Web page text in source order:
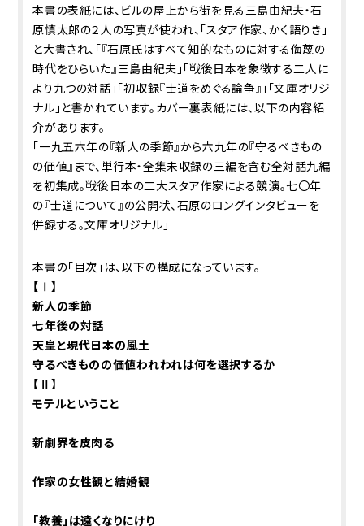
本書の表紙には、ビルの屋上から街を見る三島由紀夫・石
原慎太郎の２人の写真が使われ、「スタア作家、かく語りき」
と大書され、「『石原氏はすべて知的なものに対する侮蔑の
時代をひらいた』――三島由紀夫」「戦後日本を象徴する二人に
より九つの対話」「――初収録『士道をめぐる論争』」「文庫オリジ
ナル」と書かれています。カバー裏表紙には、以下の内容紹
介があります。
「一九五六年の『新人の季節』から六九年の『守るべきもの
の価値』まで、単行本・全集未収録の三編を含む全対話九編
を初集成。戦後日本の二大スタア作家による競演。七〇年
の『士道について』の公開状、石原のロングインタビューを
併録する。文庫オリジナル」
本書の「目次」は、以下の構成になっています。
【Ⅰ】
新人の季節
七年後の対話
天皇と現代日本の風土
守るべきものの価値――われわれは何を選択するか
【Ⅱ】
モテルということ
新劇界を皮肉る
作家の女性観と結婚観
「教養」は遠くなりにけり